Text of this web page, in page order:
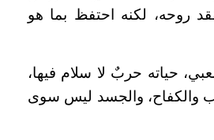
روحه، لكنه احتفظ بما هو
حياته حربٌ لا سلام فيها،
والكفاح، والجسد ليس سوى